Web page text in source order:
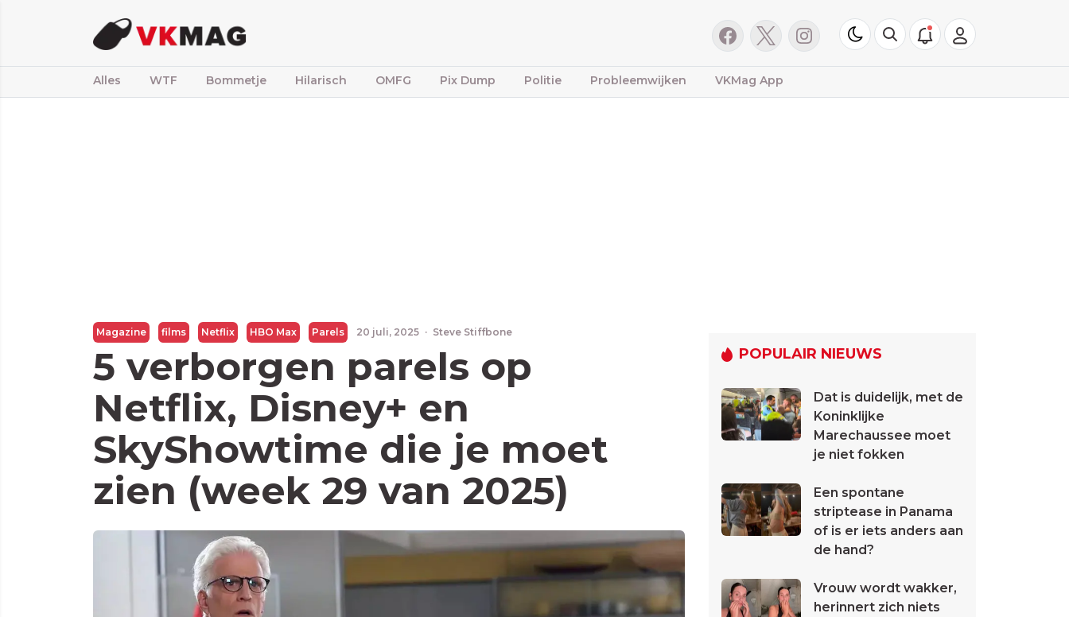
Alles WTF Bommetje Hilarisch OMFG Pix Dump Politie Probleemwijken VKMag App
Magazine films Netflix HBO Max Parels 20 juli, 2025 · Steve Stiffbone
5 verborgen parels op
Netflix, Disney+ en
SkyShowtime die je moet
zien (week 29 van 2025)
POPULAIR NIEUWS
Dat is duidelijk, met de
Koninklijke
Marechaussee moet
je niet fokken
Een spontane
striptease in Panama
of is er iets anders aan
de hand?
Vrouw wordt wakker,
herinnert zich niets